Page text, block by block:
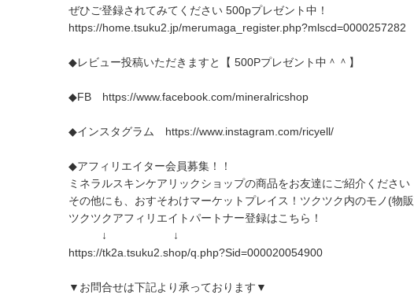
ぜひご登録されてみてください 500pプレゼント中！
https://home.tsuku2.jp/merumaga_register.php?mlscd=0000257282
◆レビュー投稿いただきますと【 500Pプレゼント中＾＾】
◆FB https://www.facebook.com/mineralricshop
◆インスタグラム https://www.instagram.com/ricyell/
◆アフィリエイター会員募集！！
ミネラルスキンケアリックショップの商品をお友達にご紹介ください
その他にも、おすそわけマーケットプレイス！ツクツク内のモノ(物
ツクツクアフィリエイトパートナー登録はこちら！
↓ ↓
https://tk2a.tsuku2.shop/q.php?Sid=000020054900
▼お問合せは下記より承っております▼